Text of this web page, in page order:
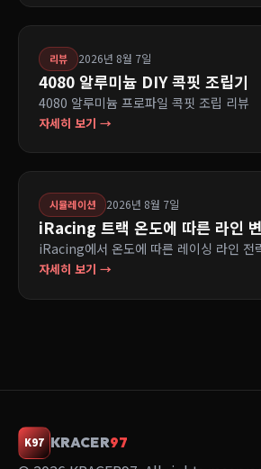
리뷰 2026년 8월 7일
4080 알루미늄 DIY 콕핏 조립기
4080 알루미늄 프로파일 콕핏 조립 리뷰
자세히 보기 →
시뮬레이션 2026년 8월 7일
iRacing 트랙 온도에 따른 라인
iRacing에서 온도에 따른 레이싱 라인 전
자세히 보기 →
K97 KRACER97